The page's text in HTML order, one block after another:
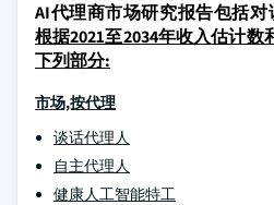
AI代理商市场研究报告包括
根据2021至2034年收入估计数
下列部分:
市场,按代理
谈话代理人
自主代理人
健康人工智能特工